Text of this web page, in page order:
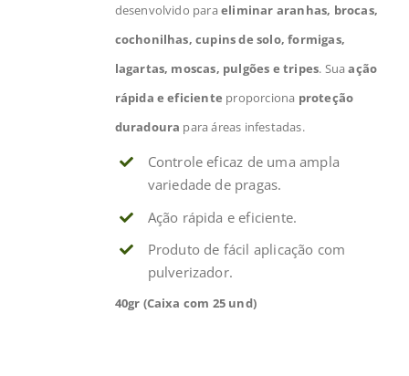
desenvolvido paraeliminar aranhas, brocas,
cochonilhas, cupins de solo, formigas,
lagartas, moscas, pulgões e tripes. Suaação
rápida e eficiente proporciona proteção
duradoura para áreas infestadas.
Controle eficaz de uma ampla
variedade de pragas.
Ação rápida e eficiente.
Produto de fácil aplicação com
pulverizador.
40gr (Caixa com 25 und)